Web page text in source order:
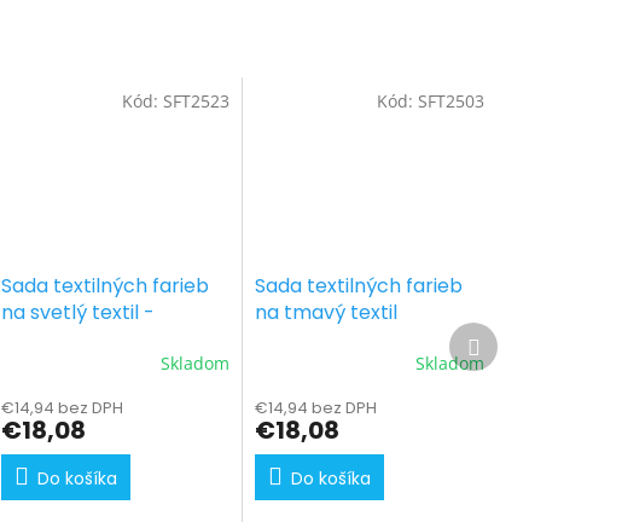
Sada textilných farieb
na svetlý textil -
Skladom
€14,94 bez DPH
€18,08
Do košíka
Kód: SFT2523
Sada textilných farieb
na tmavý textil
neónové odtiene 7 x 25
Skladom
€14,94 bez DPH
€18,08
Do košíka
Kód: SFT2503
Ďalší
produkt